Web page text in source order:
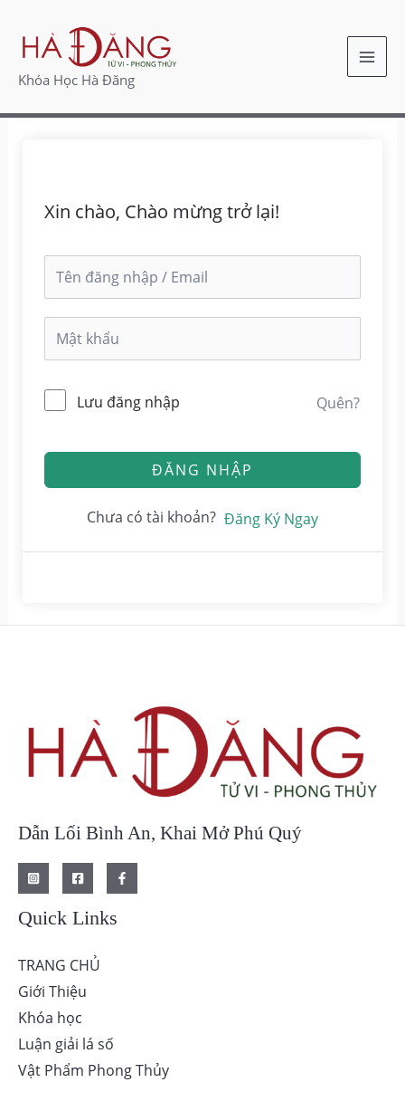
dung
Khóa Học Hà Đăng
Xin chào, Chào mừng trở lại!
Lưu đăng nhập Quên?
ĐĂNG NHẬP
Chưa có tài khoản? Đăng Ký Ngay
Dẫn Lối Bình An, Khai Mở Phú Quý
Quick Links
TRANG CHỦ
Giới Thiệu
Khóa học
Luận giải lá số
Vật Phẩm Phong Thủy